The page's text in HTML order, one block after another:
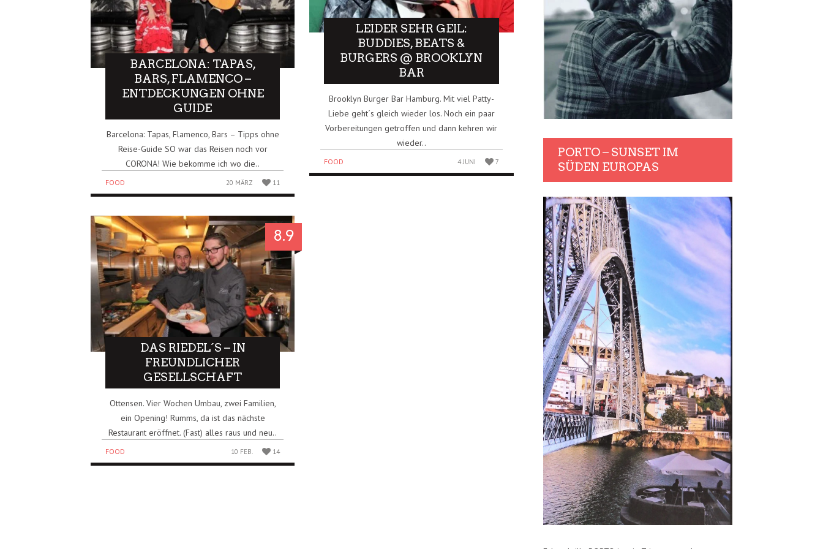
BARCELONA: TAPAS,
BARS, FLAMENCO –
ENTDECKUNGEN OHNE
GUIDE
Barcelona: Tapas, Flamenco, Bars – Tipps ohne
Reise-Guide SO war das Reisen noch vor
CORONA! Wie bekomme ich wo die..
FOOD 20 MÄRZ 11
8.9
DAS RIEDEL´S – IN
FREUNDLICHER
GESELLSCHAFT
Ottensen. Vier Wochen Umbau, zwei Familien,
ein Opening! Rumms, da ist das nächste
Restaurant eröffnet. (Fast) alles raus und neu..
FOOD 10 FEB. 14
LEIDER SEHR GEIL:
BUDDIES, BEATS &
BURGERS @ BROOKLYN
BAR
Brooklyn Burger Bar Hamburg. Mit viel Patty-
Liebe geht´s gleich wieder los. Noch ein paar
Vorbereitungen getroffen und dann kehren wir
wieder..
FOOD 4 JUNI 7
PORTO – SUNSET IM
SÜDEN EUROPAS